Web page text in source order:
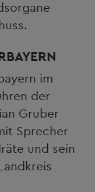
im
der
Gruber
Sprecher
und sein